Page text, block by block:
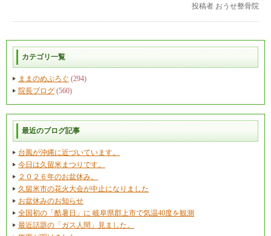
投稿者 おうせ整骨院
カテゴリ一覧
ままのめぶろぐ (294)
院長ブログ (560)
最近のブログ記事
台風が沖縄に近づいています。
今日は久留米まつりです。
２０２６年のお盆休み。
久留米市の花火大会が中止になりました
お盆休みのお知らせ
全国初の「酷暑日」に 岐阜県郡上市で気温40度を観測
最近話題の「ガス人間」見ました。